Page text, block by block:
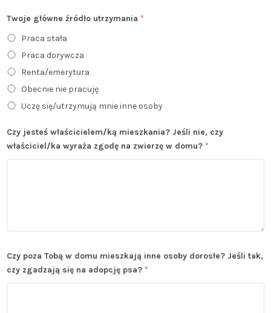
Twoje główne źródło utrzymania *
Praca stała
Praca dorywcza
Renta/emerytura
Obecnie nie pracuję
Uczę się/utrzymują mnie inne osoby
Czy jesteś właścicielem/ką mieszkania? Jeśli nie, czy
właściciel/ka wyraża zgodę na zwierzę w domu? *
Czy poza Tobą w domu mieszkają inne osoby dorosłe? Jeśli tak,
czy zgadzają się na adopcję psa? *